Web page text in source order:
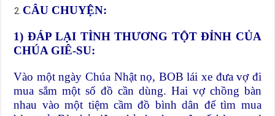
CÂU CHUYỆN:
1) ĐÁP LẠI TÌNH THƯƠNG TỘT ĐỈNH CỦA
CHÚA GIÊ-SU:
Vào một ngày Chúa Nhật nọ, BOB lái xe đưa vợ đi
mua sắm một số đồ cần dùng. Hai vợ chồng bàn
nhau vào một tiệm cầm đồ bình dân để tìm mua